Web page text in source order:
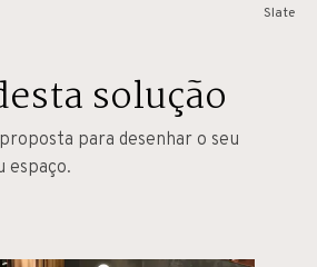
Slate
solução
para desenhar o seu
espaço.